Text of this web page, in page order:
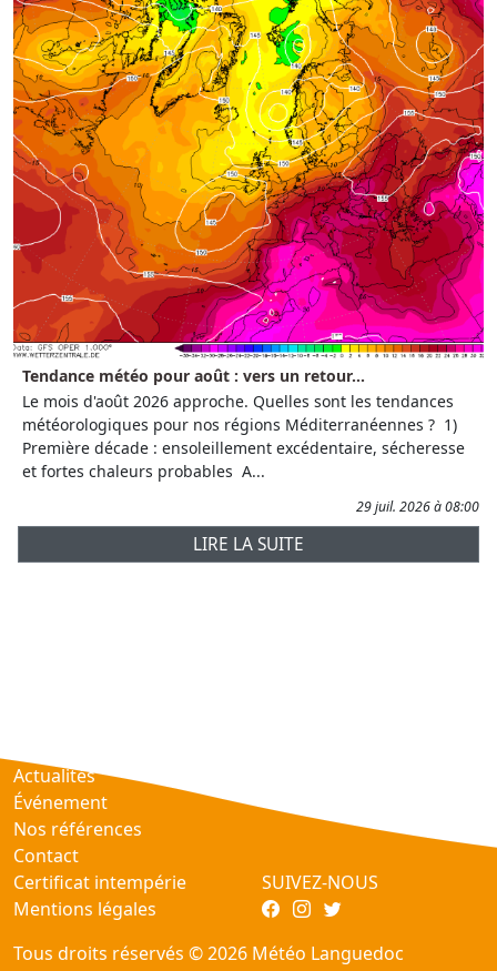
Tendance météo pour août : vers un retour...
Le mois d'août 2026 approche. Quelles sont les tendances
météorologiques pour nos régions Méditerranéennes ? 1)
Première décade : ensoleillement excédentaire, sécheresse
et fortes chaleurs probables A...
29 juil. 2026 à 08:00
LIRE LA SUITE
Actualités
Événement
Nos références
Contact
Certificat intempérie
Mentions légales
SUIVEZ-NOUS
Tous droits réservés © 2026 Météo Languedoc